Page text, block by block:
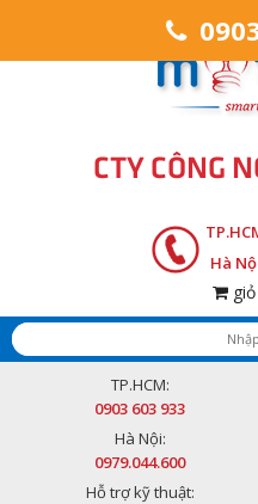
CTY CÔNG
Hà
giỏ
TP.HCM:
0903 603 933
Hà Nội:
0979.044.600
Hỗ trợ kỹ thuật: